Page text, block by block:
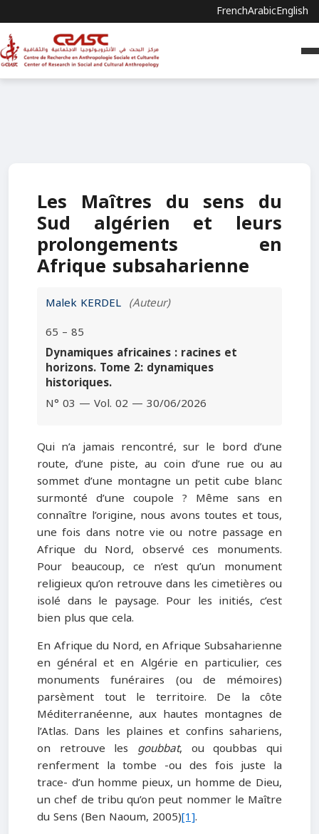
FrenchArabicEnglish
Les Maîtres du sens du
Sud algérien et leurs
prolongements en
Afrique subsaharienne
Malek KERDEL (Auteur)
65 – 85
Dynamiques africaines : racines et
horizons. Tome 2: dynamiques
historiques.
N° 03 — Vol. 02 — 30/06/2026
Qui n’a jamais rencontré, sur le bord d’une
route, d’une piste, au coin d’une rue ou au
sommet d’une montagne un petit cube blanc
surmonté d’une coupole ? Même sans en
connaître l’origine, nous avons toutes et tous,
une fois dans notre vie ou notre passage en
Afrique du Nord, observé ces monuments.
Pour beaucoup, ce n’est qu’un monument
religieux qu’on retrouve dans les cimetières ou
isolé dans le paysage. Pour les initiés, c’est
bien plus que cela.
En Afrique du Nord, en Afrique Subsaharienne
en général et en Algérie en particulier, ces
monuments funéraires (ou de mémoires)
parsèment tout le territoire. De la côte
Méditerranéenne, aux hautes montagnes de
l’Atlas. Dans les plaines et confins sahariens,
on retrouve les goubbat, ou qoubbas qui
renferment la tombe -ou des fois juste la
trace- d’un homme pieux, un homme de Dieu,
un chef de tribu qu’on peut nommer le Maître
du Sens (Ben Naoum, 2005)[1].